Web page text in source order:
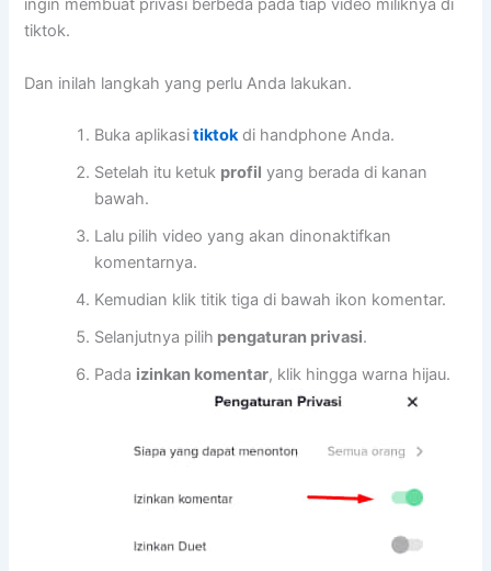
ingin membuat privasi berbeda pada tiap video miliknya di
tiktok.
Dan inilah langkah yang perlu Anda lakukan.
Buka aplikasitiktokdi handphone Anda.
Setelah itu ketuk profil yang berada di kanan
bawah.
Lalu pilih video yang akan dinonaktifkan
komentarnya.
Kemudian klik titik tiga di bawah ikon komentar.
Selanjutnya pilih pengaturan privasi.
Pada izinkan komentar, klik hingga warna hijau.